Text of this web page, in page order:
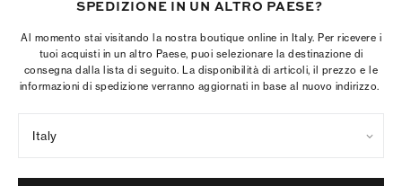
La Fondazione Tory Burch promuove
imprenditrici nella realizzazione di progetti solidi e
duraturi.
Colophon della società
Mappa del sito
SPEDIZIONE IN UN ALTRO PAESE?
Al momento stai visitando la nostra boutique online in Italy. Per ricevere i
tuoi acquisti in un altro Paese, puoi selezionare la destinazione di
consegna dalla lista di seguito. La disponibilità di articoli, il prezzo e le
informazioni di spedizione verranno aggiornati in base al nuovo indirizzo.
Italy